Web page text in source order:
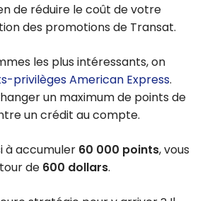
de réduire le coût de votre
des promotions de Transat.
les plus intéressants, on
privilèges American Express.
un maximum de points de
un crédit au compte.
à accumuler 60 000 points, vous
de 600 dollars.